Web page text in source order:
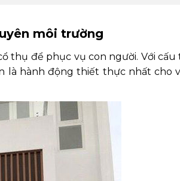
môi trường
thụ để phục vụ con người. Với cấu
là hành động thiết thực nhất cho